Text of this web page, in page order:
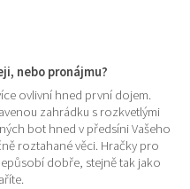
nebo pronájmu?
ovlivní hned první dojem.
zahrádku s rozkvetlými
bot hned v předsíni Vašeho
roztahané věci. Hračky pro
dobře, stejně tak jako